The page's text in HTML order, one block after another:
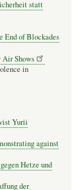
statt
End of Blockades
Shows
in
Yurii
against
Hetze und
der